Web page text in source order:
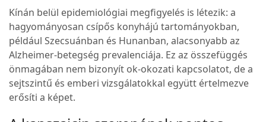
Kínán belül epidemiológiai megfigyelés is létezik: a
hagyományosan csípős konyhájú tartományokban,
például Szecsuánban és Hunanban, alacsonyabb az
Alzheimer-betegség prevalenciája. Ez az összefüggés
önmagában nem bizonyít ok-okozati kapcsolatot, de a
sejtszintű és emberi vizsgálatokkal együtt értelmezve
erősíti a képet.